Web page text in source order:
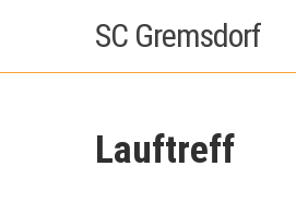
content
SC Gremsdorf
Lauftreff